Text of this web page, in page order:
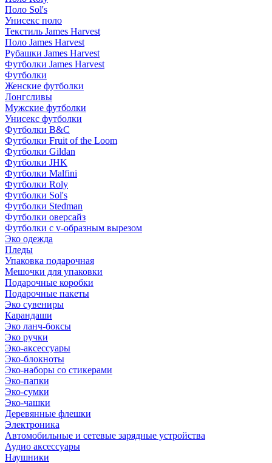
Поло Sol's
Унисекс поло
Текстиль James Harvest
Поло James Harvest
Рубашки James Harvest
Футболки James Harvest
Футболки
Женские футболки
Лонгсливы
Мужские футболки
Унисекс футболки
Футболки B&C
Футболки Fruit of the Loom
Футболки Gildan
Футболки JHK
Футболки Malfini
Футболки Roly
Футболки Sol's
Футболки Stedman
Футболки оверсайз
Футболки с v-образным вырезом
Эко одежда
Пледы
Упаковка подарочная
Мешочки для упаковки
Подарочные коробки
Подарочные пакеты
Эко сувениры
Карандаши
Эко ланч-боксы
Эко ручки
Эко-аксессуары
Эко-блокноты
Эко-наборы со стикерами
Эко-папки
Эко-сумки
Эко-чашки
Деревянные флешки
Электроника
Автомобильные и сетевые зарядные устройства
Аудио аксессуары
Наушники